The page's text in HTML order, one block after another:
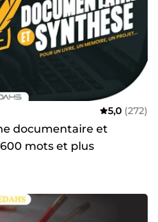
5,0 (272)
documentaire et
mots et plus